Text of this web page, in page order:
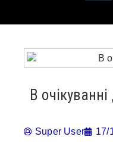
В
Super User 17/